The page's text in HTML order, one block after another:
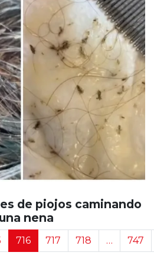
de piojos caminando
nena
de noticias
716 717 718 … 747